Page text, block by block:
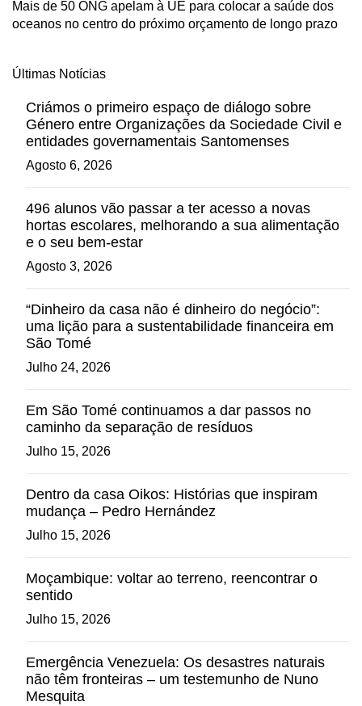
Mais de 50 ONG apelam à UE para colocar a saúde dos
oceanos no centro do próximo orçamento de longo prazo
Últimas Notícias
Criámos o primeiro espaço de diálogo sobre
Género entre Organizações da Sociedade Civil e
entidades governamentais Santomenses
Agosto 6, 2026
496 alunos vão passar a ter acesso a novas
hortas escolares, melhorando a sua alimentação
e o seu bem-estar
Agosto 3, 2026
“Dinheiro da casa não é dinheiro do negócio”:
uma lição para a sustentabilidade financeira em
São Tomé
Julho 24, 2026
Em São Tomé continuamos a dar passos no
caminho da separação de resíduos
Julho 15, 2026
Dentro da casa Oikos: Histórias que inspiram
mudança – Pedro Hernández
Julho 15, 2026
Moçambique: voltar ao terreno, reencontrar o
sentido
Julho 15, 2026
Emergência Venezuela: Os desastres naturais
não têm fronteiras – um testemunho de Nuno
Mesquita